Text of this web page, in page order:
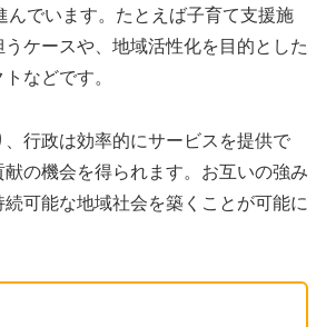
んでいます。たとえば子育て支援施
ケースや、地域活性化を目的とした
などです。
、行政は効率的にサービスを提供で
の機会を得られます。お互いの強み
可能な地域社会を築くことが可能に